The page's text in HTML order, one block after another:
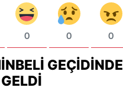
0 0 0
GEÇIDINDE